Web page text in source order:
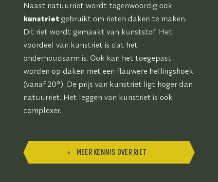
Naast natuurriet wordt tegenwoordig ook
kunstriet gebruikt om rieten daken te maken.
Dit riet wordt gemaakt van kunststof. Het
voordeel van kunstriet is dat het
onderhoudsarm is. Ook kan het toegepast
worden op daken met een flauwere hellingshoek
(vanaf 20°). De prijs van kunstriet ligt hoger dan
natuurriet. Het leggen van kunstriet is ook
complexer.
MEER KENNIS OVER RIET